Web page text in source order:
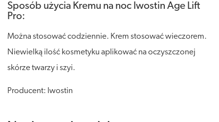
Sposób użycia Kremu na noc Iwostin Age Lift
Pro:
Można stosować codziennie. Krem stosować wieczorem.
Niewielką ilość kosmetyku aplikować na oczyszczonej
skórze twarzy i szyi.
Producent: Iwostin